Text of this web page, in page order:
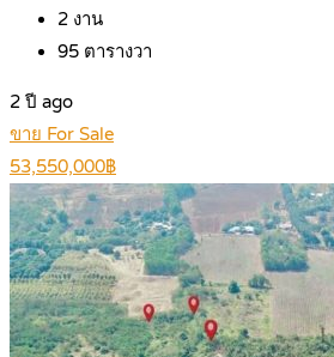
2 งาน
95 ตารางวา
2 ปี ago
ขาย For Sale
53,550,000฿